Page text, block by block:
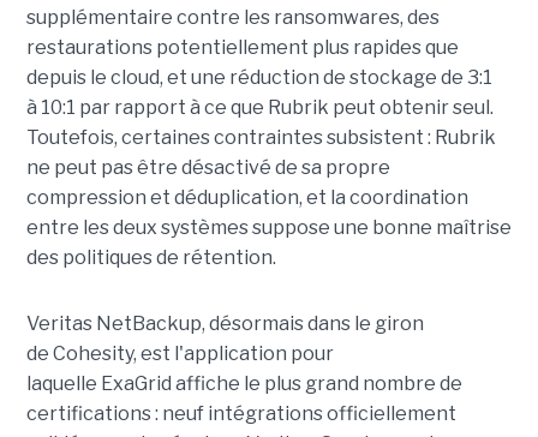
supplémentaire contre les ransomwares, des
restaurations potentiellement plus rapides que
depuis le cloud, et une réduction de stockage de 3:1
à 10:1 par rapport à ce que Rubrik peut obtenir seul.
Toutefois, certaines contraintes subsistent : Rubrik
ne peut pas être désactivé de sa propre
compression et déduplication, et la coordination
entre les deux systèmes suppose une bonne maîtrise
des politiques de rétention.
Veritas NetBackup, désormais dans le giron
de Cohesity, est l'application pour
laquelle ExaGrid affiche le plus grand nombre de
certifications : neuf intégrations officiellement